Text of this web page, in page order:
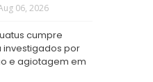
06, 2026
cumpre
por
e agiotagem em